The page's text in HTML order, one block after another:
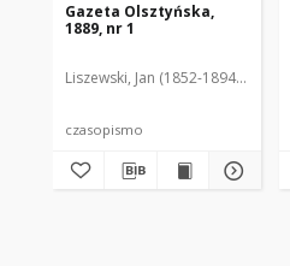
Gazeta Olsztyńska,
1889, nr 1
Liszewski, Jan (1852-1894). Red.
czasopismo